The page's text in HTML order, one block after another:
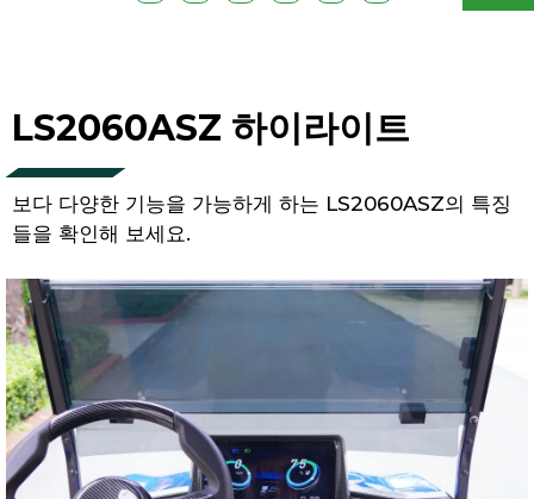
LS2060ASZ 하이라이트
보다 다양한 기능을 가능하게 하는 LS2060ASZ의 특징
들을 확인해 보세요.